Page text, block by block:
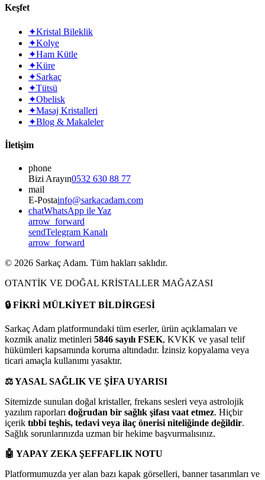
Keşfet
✦Kristal Bileklik
✦Kolye
✦Ham Kütle
✦Küre
✦Sarkaç
✦Tütsü
✦Obelisk
✦Masaj Kristalleri
✦Blog & Makaleler
İletişim
phone
Bizi Arayın0532 630 88 77
mail
E-Postainfo@sarkacadam.com
chatWhatsApp ile Yaz
arrow_forward
sendTelegram Kanalı
arrow_forward
© 2026 Sarkaç Adam. Tüm hakları saklıdır.
OTANTİK VE DOĞAL KRİSTALLER MAĞAZASI
🔒FİKRİ MÜLKİYET BİLDİRGESİ
Sarkaç Adam platformundaki tüm eserler, ürün açıklamaları ve
kozmik analiz metinleri 5846 sayılı FSEK, KVKK ve yasal telif
hükümleri kapsamında koruma altındadır. İzinsiz kopyalama veya
ticari amaçla kullanımı yasaktır.
⚖️YASAL SAĞLIK VE ŞİFA UYARISI
Sitemizde sunulan doğal kristaller, frekans sesleri veya astrolojik
yazılım raporları doğrudan bir sağlık şifası vaat etmez. Hiçbir
içerik tıbbi teşhis, tedavi veya ilaç önerisi niteliğinde değildir.
Sağlık sorunlarınızda uzman bir hekime başvurmalısınız.
🤖 YAPAY ZEKA ŞEFFAFLIK NOTU
Platformumuzda yer alan bazı kapak görselleri, banner tasarımları ve